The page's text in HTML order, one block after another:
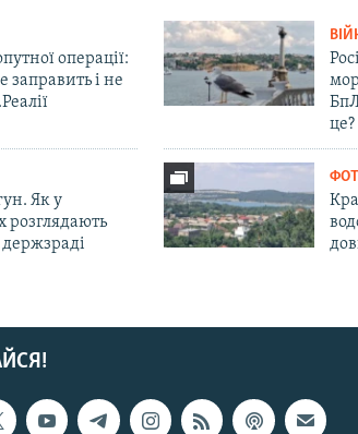
операції:
заправить і не
це?
Як у
розглядають